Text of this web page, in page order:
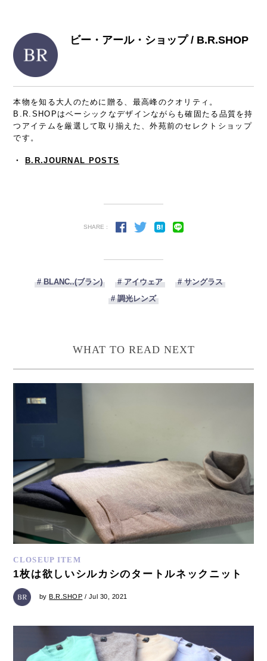
ビー・アール・ショップ / B.R.SHOP
本物を知る大人のために贈る、最高峰のクオリティ。
B.R.SHOPはベーシックなデザインながらも確固たる品質を持
つアイテムを厳選して取り揃えた、外苑前のセレクトショップ
です。
・ B.R.JOURNAL POSTS
SHARE :
# BLANC..(ブラン) # アイウェア
# サングラス
# 調光レンズ
WHAT TO READ NEXT
CLOSEUP ITEM
1枚は欲しいシルカシのタートルネックニット
byB.R.SHOP / Jul 30, 2021